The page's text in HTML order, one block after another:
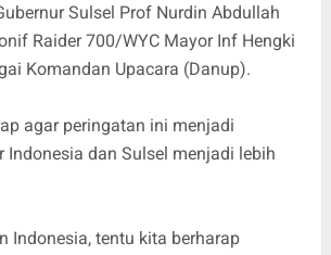
Sulsel Prof Nurdin Abdullah
Raider 700/WYC Mayor Inf Hengki
Komandan Upacara (Danup).
agar peringatan ini menjadi
Indonesia dan Sulsel menjadi lebih
Indonesia, tentu kita berharap